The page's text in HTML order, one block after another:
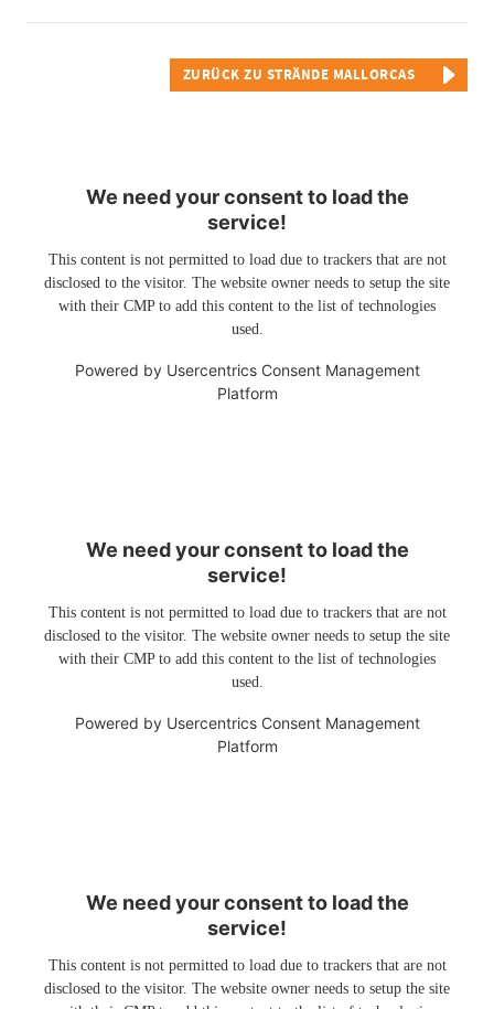
ZURÜCK ZU STRÄNDE MALLORCAS
We need your consent to load the
service!
This content is not permitted to load due to trackers that are not
disclosed to the visitor. The website owner needs to setup the site
with their CMP to add this content to the list of technologies
used.
Powered by Usercentrics Consent Management
Platform
We need your consent to load the
service!
This content is not permitted to load due to trackers that are not
disclosed to the visitor. The website owner needs to setup the site
with their CMP to add this content to the list of technologies
used.
Powered by Usercentrics Consent Management
Platform
We need your consent to load the
service!
This content is not permitted to load due to trackers that are not
disclosed to the visitor. The website owner needs to setup the site